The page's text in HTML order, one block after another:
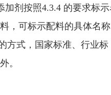
加剂按照4.3.4 的要求标
，可标示配料的具体名
方式，国家标准、行业标
。